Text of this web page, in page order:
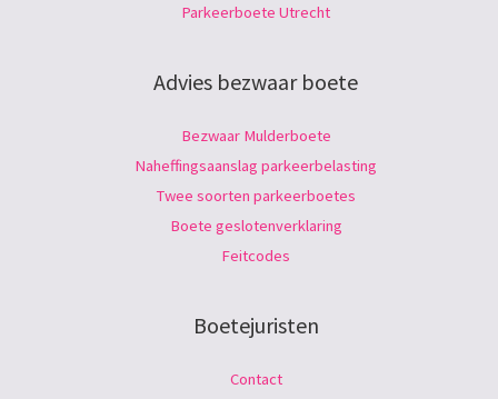
Parkeerboete Utrecht
Advies bezwaar boete
Bezwaar Mulderboete
Naheffingsaanslag parkeerbelasting
Twee soorten parkeerboetes
Boete geslotenverklaring
Feitcodes
Boetejuristen
Contact